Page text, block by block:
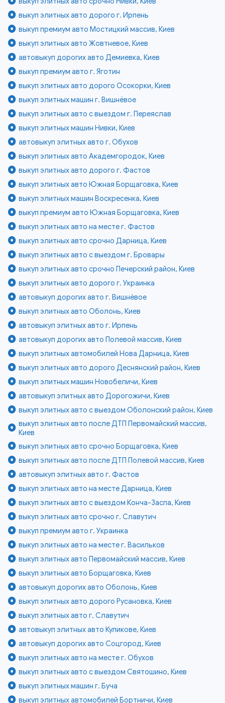
выкуп элитных авто дорого г. Ирпень
выкуп премиум авто Мостицкий массив, Киев
выкуп элитных авто Жовтневое, Киев
автовыкуп дорогих авто Демиевка, Киев
выкуп премиум авто г. Яготин
выкуп элитных авто дорого Осокорки, Киев
выкуп элитных машин г. Вишнёвое
выкуп элитных авто с выездом г. Переяслав
выкуп элитных машин Нивки, Киев
автовыкуп элитных авто г. Обухов
выкуп элитных авто Академгородок, Киев
выкуп элитных авто дорого г. Фастов
выкуп элитных авто Южная Борщаговка, Киев
выкуп элитных машин Воскресенка, Киев
выкуп премиум авто Южная Борщаговка, Киев
выкуп элитных авто на месте г. Фастов
выкуп элитных авто срочно Дарница, Киев
выкуп элитных авто с выездом г. Бровары
выкуп элитных авто срочно Печерский район, Киев
выкуп элитных авто дорого г. Украинка
автовыкуп дорогих авто г. Вишнёвое
выкуп элитных авто Оболонь, Киев
автовыкуп элитных авто г. Ирпень
автовыкуп дорогих авто Полевой массив, Киев
выкуп элитных автомобилей Нова Дарница, Киев
выкуп элитных авто дорого Деснянский район, Киев
выкуп элитных машин Новобеличи, Киев
автовыкуп элитных авто Дорогожичи, Киев
выкуп элитных авто с выездом Оболонский район, Киев
выкуп элитных авто после ДТП Первомайский массив,
Киев
выкуп элитных авто срочно Борщаговка, Киев
выкуп элитных авто после ДТП Полевой массив, Киев
автовыкуп элитных авто г. Фастов
выкуп элитных авто на месте Дарница, Киев
выкуп элитных авто с выездом Конча-Заспа, Киев
выкуп элитных авто срочно г. Славутич
выкуп премиум авто г. Украинка
выкуп элитных авто на месте г. Васильков
выкуп элитных авто Первомайский массив, Киев
выкуп элитных авто Борщаговка, Киев
автовыкуп дорогих авто Оболонь, Киев
выкуп элитных авто дорого Русановка, Киев
выкуп элитных авто г. Славутич
автовыкуп элитных авто Куликове, Киев
автовыкуп дорогих авто Соцгород, Киев
выкуп элитных авто на месте г. Обухов
выкуп элитных авто с выездом Святошино, Киев
выкуп элитных машин г. Буча
выкуп элитных автомобилей Бортничи, Киев